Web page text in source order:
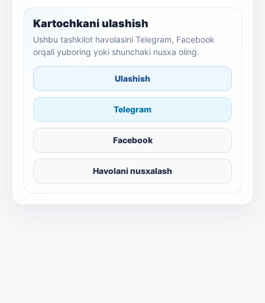
Kartochkani ulashish
Ushbu tashkilot havolasini Telegram, Facebook
orqali yuboring yoki shunchaki nusxa oling.
Ulashish
Telegram
Facebook
Havolani nusxalash